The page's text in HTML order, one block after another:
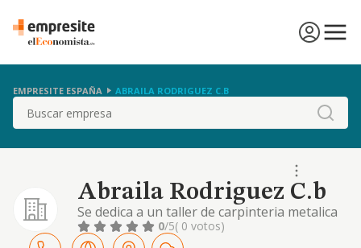
EMPRESITE ESPAÑA ABRAILA RODRIGUEZ C.B
Buscar
Abraila Rodriguez C.b
Se dedica a un taller de carpinteria metalica
0/5( 0 votos)